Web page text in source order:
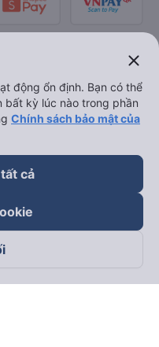
close
động ổn định. Bạn có thể
bất kỳ lúc nào trong phần
Chính sách bảo mật của
cả